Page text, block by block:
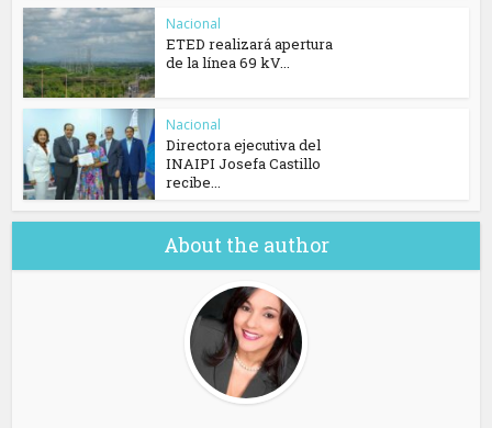
Nacional
ETED realizará apertura
de la línea 69 kV...
Nacional
Directora ejecutiva del
INAIPI Josefa Castillo
recibe...
About the author